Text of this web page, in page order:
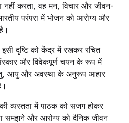
नहीं करता, वह मन, विचार और जीवन-
परंपरा में भोजन को आरोग्य और
दृष्टि को केंद्र में रखकर रचित
और विवेकपूर्ण चयन के रूप में
आयु और अवस्था के अनुरूप आहार
व्यस्तता में पाठक को सजग होकर
समझने और आरोग्य को दैनिक जीवन